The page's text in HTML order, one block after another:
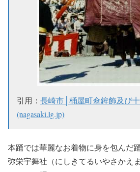
引用： 長崎市│桶屋町傘鉾飾及び
(nagasaki.lg.jp)
本踊では華麗なお着物に身を包んだ
弥栄宇舞社（にしきてるいやさかえ